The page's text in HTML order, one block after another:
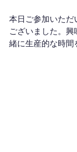
本日ご参加いただ
ございました。
緒に生産的な時間